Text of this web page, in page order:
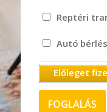
Reptéri
Autó bérlés
Előleget
FOGLALÁS